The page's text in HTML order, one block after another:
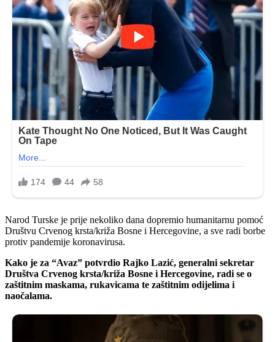
Narod Turske je prije nekoliko dana dopremio humanitarnu pomoć
Društvu Crvenog krsta/križa Bosne i Hercegovine, a sve radi borbe
protiv pandemije koronavirusa.
Kako je za “Avaz” potvrdio Rajko Lazić, generalni sekretar
Društva Crvenog krsta/križa Bosne i Hercegovine, radi se o
zaštitnim maskama, rukavicama te zaštitnim odijelima i
naočalama.